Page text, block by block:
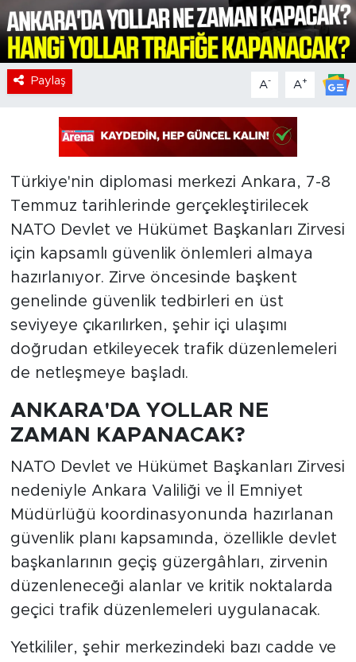
Paylaş A- A+
Türkiye'nin diplomasi merkezi Ankara, 7-8
Temmuz tarihlerinde gerçekleştirilecek
NATO Devlet ve Hükümet Başkanları Zirvesi
için kapsamlı güvenlik önlemleri almaya
hazırlanıyor. Zirve öncesinde başkent
genelinde güvenlik tedbirleri en üst
seviyeye çıkarılırken, şehir içi ulaşımı
doğrudan etkileyecek trafik düzenlemeleri
de netleşmeye başladı.
ANKARA'DA YOLLAR NE
ZAMAN KAPANACAK?
NATO Devlet ve Hükümet Başkanları Zirvesi
nedeniyle Ankara Valiliği ve İl Emniyet
Müdürlüğü koordinasyonunda hazırlanan
güvenlik planı kapsamında, özellikle devlet
başkanlarının geçiş güzergâhları, zirvenin
düzenleneceği alanlar ve kritik noktalarda
geçici trafik düzenlemeleri uygulanacak.
Yetkililer, şehir merkezindeki bazı cadde ve